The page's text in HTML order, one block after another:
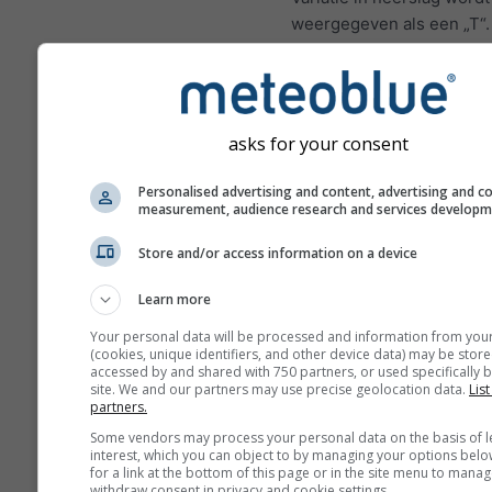
weergegeven als een
onzekerheden nemen
toe met het aantal dagen
in de voorspelling.
De voorspelling wordt
worden meerdere
verschillende
berekend om de
Meer weergegevens
asks for your consent
Personalised advertising and content, advertising and
measurement, audience research and services
Store and/or access information on a device
Learn more
Your personal data will be processed and information from
(cookies, unique identifiers, and other device data) may be
accessed by and shared with 750 partners, or used specifically
site. We and our partners may use precise geolocation data.
partners.
Some vendors may process your personal data on the basis of
interest, which you can object to by managing your options
for a link at the bottom of this page or in the site menu to